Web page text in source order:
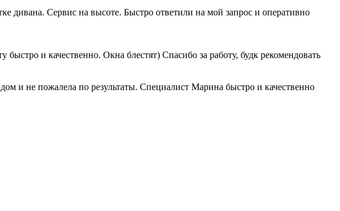
дивана. Сервис на высоте. Быстро ответили на мой запрос и оперативно
и качественно. Окна блестят) Спасибо за работу, будк рекомендовать
и не пожалела по результаты. Специалист Марина быстро и качественно